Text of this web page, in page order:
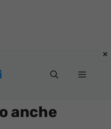
Menu
anche